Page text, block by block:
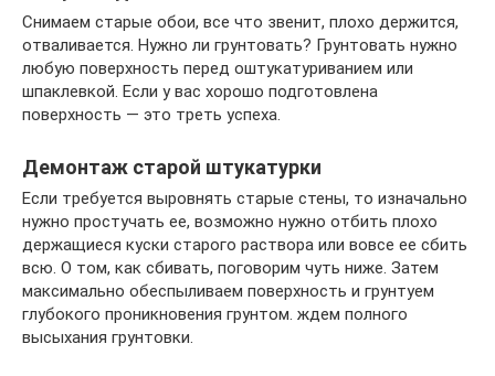
Снимаем старые обои, все что звенит, плохо держится,
отваливается. Нужно ли грунтовать? Грунтовать нужно
любую поверхность перед оштукатуриванием или
шпаклевкой. Если у вас хорошо подготовлена
поверхность — это треть успеха.
Демонтаж старой штукатурки
Если требуется выровнять старые стены, то изначально
нужно простучать ее, возможно нужно отбить плохо
держащиеся куски старого раствора или вовсе ее сбить
всю. О том, как сбивать, поговорим чуть ниже. Затем
максимально обеспыливаем поверхность и грунтуем
глубокого проникновения грунтом. ждем полного
высыхания грунтовки.